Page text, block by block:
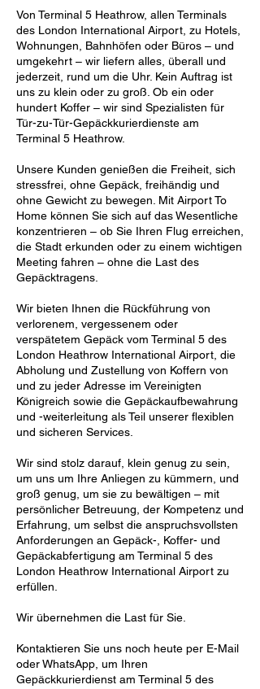
Von Terminal 5 Heathrow, allen Terminals
des London International Airport, zu Hotels,
Wohnungen, Bahnhöfen oder Büros – und
umgekehrt – wir liefern alles, überall und
jederzeit, rund um die Uhr. Kein Auftrag ist
uns zu klein oder zu groß. Ob ein oder
hundert Koffer – wir sind Spezialisten für
Tür-zu-Tür-Gepäckkurierdienste am
Terminal 5 Heathrow.
Unsere Kunden genießen die Freiheit, sich
stressfrei, ohne Gepäck, freihändig und
ohne Gewicht zu bewegen. Mit Airport To
Home können Sie sich auf das Wesentliche
konzentrieren – ob Sie Ihren Flug erreichen,
die Stadt erkunden oder zu einem wichtigen
Meeting fahren – ohne die Last des
Gepäcktragens.
Wir bieten Ihnen die Rückführung von
verlorenem, vergessenem oder
verspätetem Gepäck vom Terminal 5 des
London Heathrow International Airport, die
Abholung und Zustellung von Koffern von
und zu jeder Adresse im Vereinigten
Königreich sowie die Gepäckaufbewahrung
und -weiterleitung als Teil unserer flexiblen
und sicheren Services.
Wir sind stolz darauf, klein genug zu sein,
um uns um Ihre Anliegen zu kümmern, und
groß genug, um sie zu bewältigen – mit
persönlicher Betreuung, der Kompetenz und
Erfahrung, um selbst die anspruchsvollsten
Anforderungen an Gepäck-, Koffer- und
Gepäckabfertigung am Terminal 5 des
London Heathrow International Airport zu
erfüllen.
Wir übernehmen die Last für Sie.
Kontaktieren Sie uns noch heute per E-Mail
oder WhatsApp, um Ihren
Gepäckkurierdienst am Terminal 5 des